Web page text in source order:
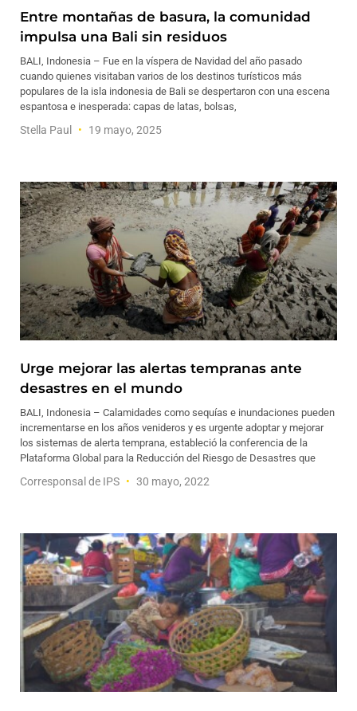
Entre montañas de basura, la comunidad
impulsa una Bali sin residuos
BALI, Indonesia – Fue en la víspera de Navidad del año pasado
cuando quienes visitaban varios de los destinos turísticos más
populares de la isla indonesia de Bali se despertaron con una escena
espantosa e inesperada: capas de latas, bolsas,
Stella Paul 19 mayo, 2025
Urge mejorar las alertas tempranas ante
desastres en el mundo
BALI, Indonesia – Calamidades como sequías e inundaciones pueden
incrementarse en los años venideros y es urgente adoptar y mejorar
los sistemas de alerta temprana, estableció la conferencia de la
Plataforma Global para la Reducción del Riesgo de Desastres que
Corresponsal de IPS 30 mayo, 2022